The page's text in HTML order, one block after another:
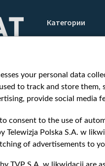
Категории
Новости
Онлайн
your personal data
to track and store
provide social media
consent to the use of
Telewizja Polska S.A. w
of advertisements to